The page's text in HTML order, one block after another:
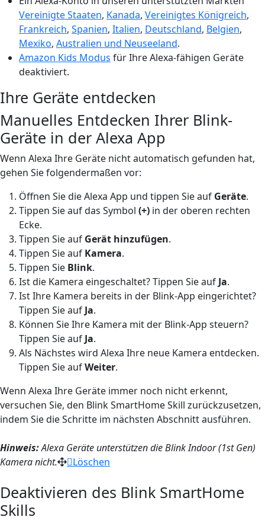
Vereinigte Staaten, Kanada, Vereinigtes Königreich,
Frankreich, Spanien, Italien, Deutschland, Belgien,
Mexiko, Australien und Neuseeland.
Amazon Kids Modus für Ihre Alexa-fähigen Geräte
deaktiviert.
Ihre Geräte entdecken
Manuelles Entdecken Ihrer Blink-
Geräte in der Alexa App
Wenn Alexa Ihre Geräte nicht automatisch gefunden hat,
gehen Sie folgendermaßen vor:
Öffnen Sie die Alexa App und tippen Sie auf Geräte.
Tippen Sie auf das Symbol (+) in der oberen rechten
Ecke.
Tippen Sie auf Gerät hinzufügen.
Tippen Sie auf Kamera.
Tippen Sie Blink.
Ist die Kamera eingeschaltet? Tippen Sie auf Ja.
Ist Ihre Kamera bereits in der Blink-App eingerichtet?
Tippen Sie auf Ja.
Können Sie Ihre Kamera mit der Blink-App steuern?
Tippen Sie auf Ja.
Als Nächstes wird Alexa Ihre neue Kamera entdecken.
Tippen Sie aufWeiter.
Wenn Alexa Ihre Geräte immer noch nicht erkennt,
versuchen Sie, den Blink SmartHome Skill zurückzusetzen,
indem Sie die Schritte im nächsten Abschnitt ausführen.
Hinweis:Alexa Geräte unterstützen die Blink Indoor (1st Gen)
Kamera nicht.
Löschen
Deaktivieren des Blink SmartHome
Skills